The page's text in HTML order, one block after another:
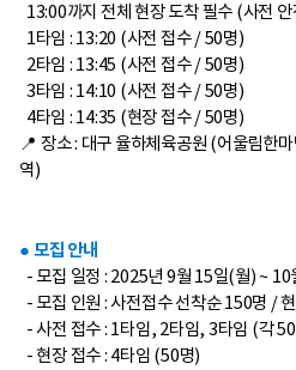
13:00까지 전체 현장 도착 필수 (사전
1타임 : 13:20 (사전 접수 / 50명)
2타임 : 13:45 (사전 접수 / 50명)
3타임 : 14:10 (사전 접수 / 50명)
4타임 : 14:35 (현장 접수 / 50명)
📍 장소 : 대구 율하체육공원 (어울림한
역)
● 모집 안내
- 모집 일정 : 2025년 9월 15일(월) ~ 10
- 모집 인원 : 사전접수 선착순 150명 /
-사전 접수 : 1타임, 2타임, 3타임 (각
-현장 접수 : 4타임 (50명)